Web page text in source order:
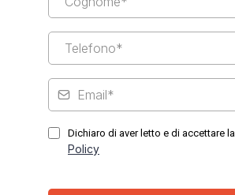
Dichiaro di aver letto e di accettare la
Policy